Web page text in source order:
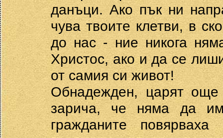
данъци. Ако пък ни
чува твоите клетви, в
до нас - ние никога
Христос, ако и да се
от самия си живот!
Обнадежден, царят
зарича, че няма да им
гражданите